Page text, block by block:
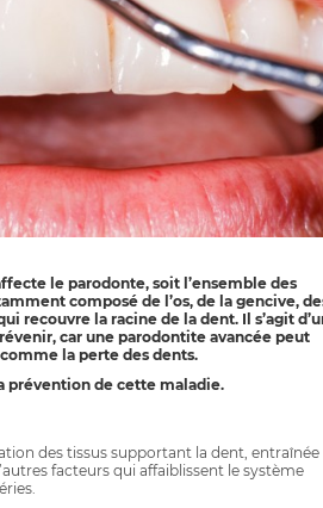
le parodonte, soit l’ensemble des
composé de l’os, de la gencive,
recouvre la racine de la dent. Il s’agit
car une parodontite avancée peut
la perte des dents.
prévention de cette maladie.
des tissus supportant la dent, entraînée
facteurs qui affaiblissent le système